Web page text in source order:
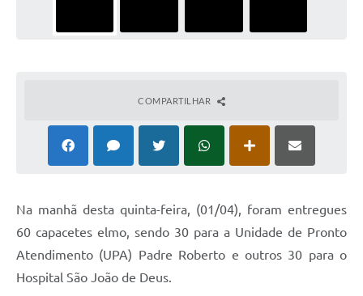
COMPARTILHAR
Na manhã desta quinta-feira, (01/04), foram entregues
60 capacetes elmo, sendo 30 para a Unidade de Pronto
Atendimento (UPA) Padre Roberto e outros 30 para o
Hospital São João de Deus.